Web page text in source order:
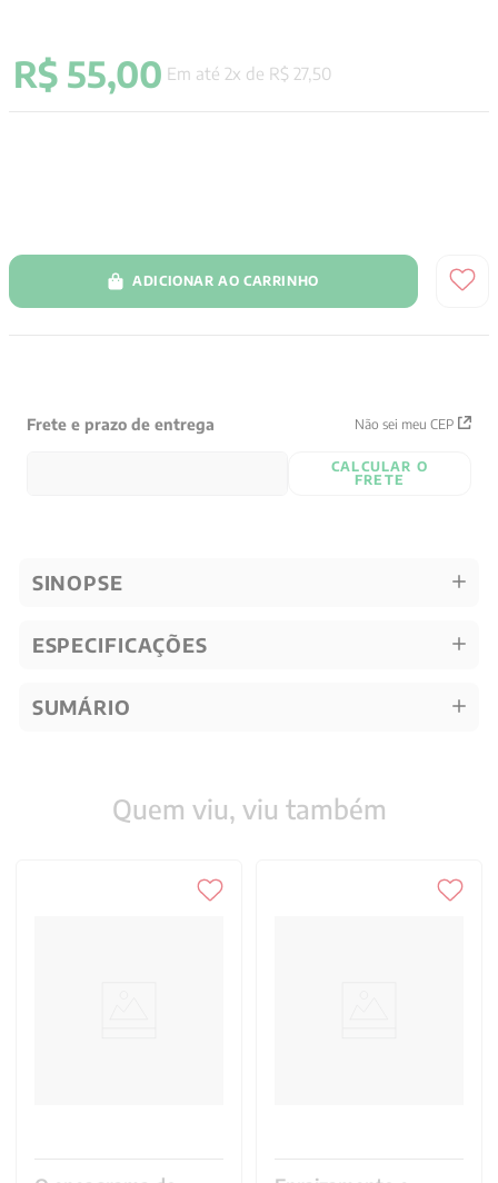
R$ 55,00 Em até 2x de R$ 27, 50
ADICIONAR AO CARRINHO
Frete e prazo de entrega Não sei meu CEP
CALCULAR O
FRETE
SINOPSE
ESPECIFICAÇÕES
SUMÁRIO
Quem viu, viu também
10 verena kast